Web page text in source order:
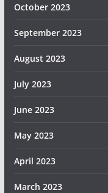
October 2023
September 2023
August 2023
July 2023
June 2023
May 2023
April 2023
March 2023